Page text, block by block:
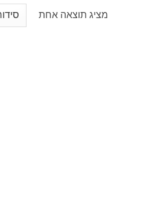
מציג תוצאה אחת